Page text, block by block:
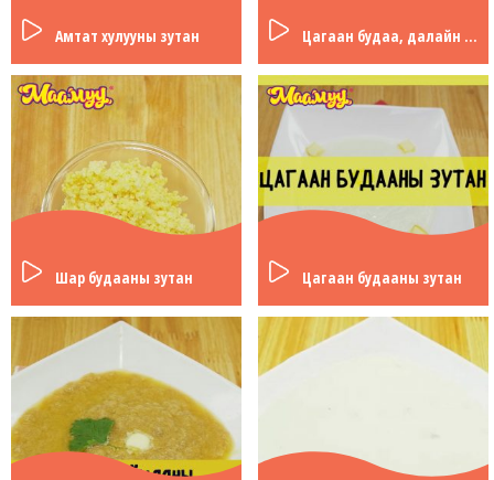
Амтат хулууны зутан Цагаан будаа, далайн байцаатай шөл
Шар будааны зутан Цагаан будааны зутан